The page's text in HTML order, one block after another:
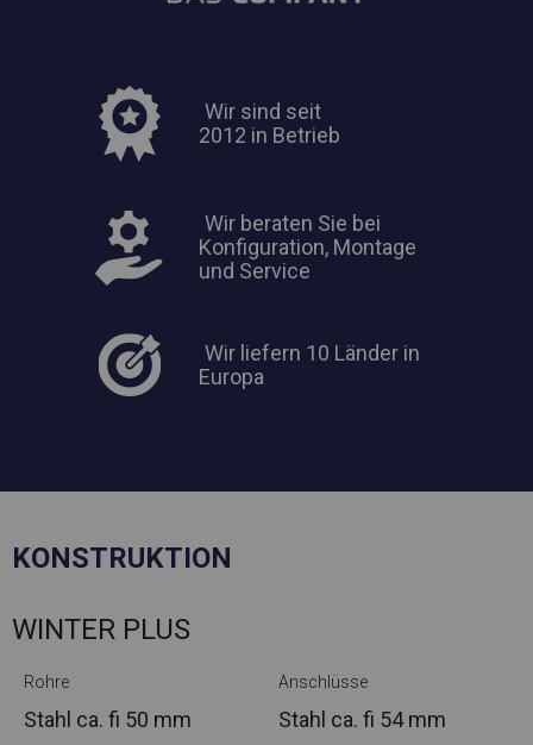
Wir sind seit
2012 in Betrieb
Wir beraten Sie bei
Konfiguration, Montage
und Service
Wir liefern 10 Länder in
Europa
KONSTRUKTION
WINTER PLUS
Rohre
Stahl ca. fi 50 mm
Anschlüsse
Stahl ca. fi 54 mm